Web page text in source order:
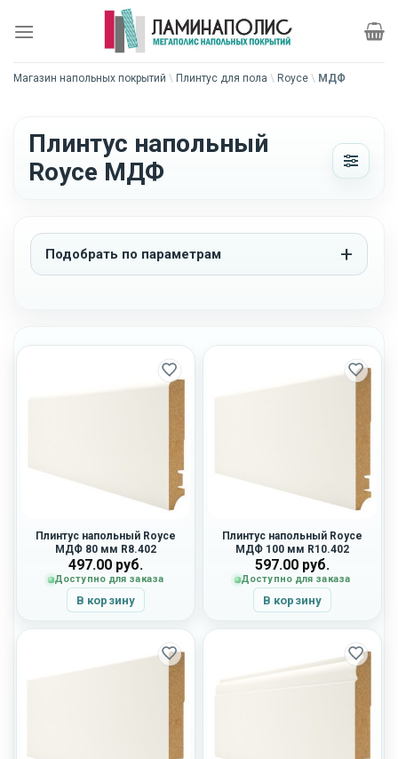
Магазин напольных покрытий \ Плинтус для пола \ Royce \ МДФ
Плинтус напольный
Royce МДФ
Подобрать по параметрам
Плинтус напольный Royce
МДФ 80 мм R8.402
497.00 руб.
Доступно для заказа
В корзину
Плинтус напольный Royce
МДФ 100 мм R10.402
597.00 руб.
Доступно для заказа
В корзину